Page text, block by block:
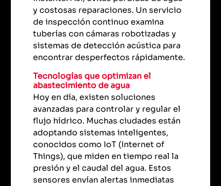
y costosas reparaciones. Un servicio
de inspección continuo examina
tuberías con cámaras robotizadas y
sistemas de detección acústica para
encontrar desperfectos rápidamente.
Tecnologías que optimizan el
abastecimiento de agua
Hoy en día, existen soluciones
avanzadas para controlar y regular el
flujo hídrico. Muchas ciudades están
adoptando sistemas inteligentes,
conocidos como IoT (Internet of
Things), que miden en tiempo real la
presión y el caudal del agua. Estos
sensores envían alertas inmediatas